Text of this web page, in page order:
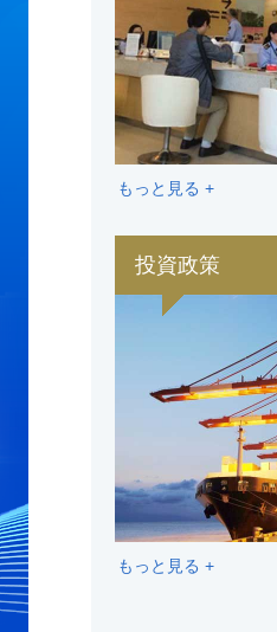
もっと見る +
投資政策
もっと見る +